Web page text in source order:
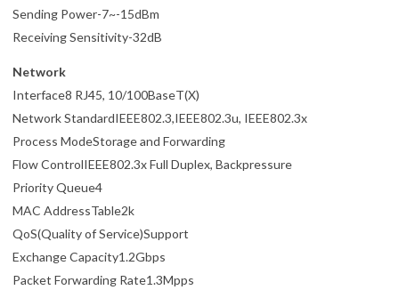
Sending Power-7~-15dBm
Receiving Sensitivity-32dB
Network
Interface8 RJ45, 10/100BaseT(X)
Network StandardIEEE802.3,IEEE802.3u, IEEE802.3x
Process ModeStorage and Forwarding
Flow ControlIEEE802.3x Full Duplex, Backpressure
Priority Queue4
MAC AddressTable2k
QoS(Quality of Service)Support
Exchange Capacity1.2Gbps
Packet Forwarding Rate1.3Mpps